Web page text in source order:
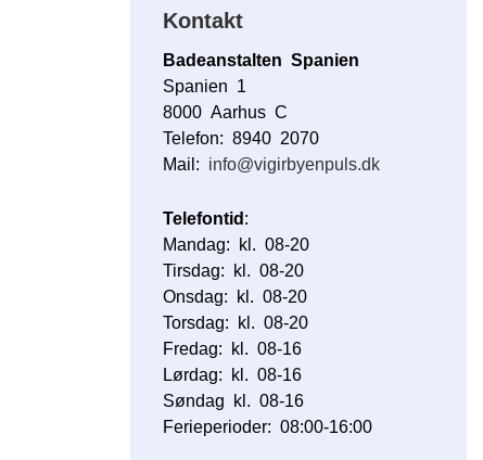
Kontakt
Badeanstalten Spanien
Spanien 1
8000 Aarhus C
Telefon: 8940 2070
Mail: info@vigirbyenpuls.dk
Telefontid:
Mandag: kl. 08-20
Tirsdag: kl. 08-20
Onsdag: kl. 08-20
Torsdag: kl. 08-20
Fredag: kl. 08-16
Lørdag: kl. 08-16
Søndag kl. 08-16
Ferieperioder: 08:00-16:00